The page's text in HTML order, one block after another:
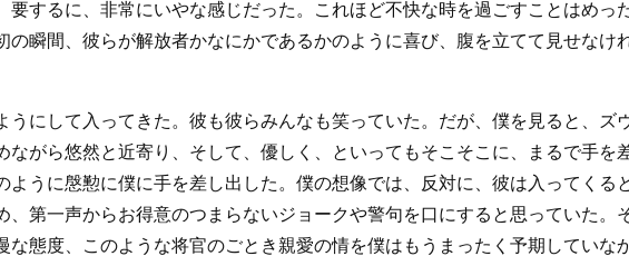
するに、非常にいやな感じだった。これほど不快な時を過ごすことはめっ
の瞬間、彼らが解放者かなにかであるかのように喜び、腹を立てて見せなけ
うにして入ってきた。彼も彼らみんなも笑っていた。だが、僕を見ると、ズ
がら悠然と近寄り、そして、優しく、といってもそこそこに、まるで手を
うに慇懃に僕に手を差し出した。僕の想像では、反対に、彼は入ってくる
第一声からお得意のつまらないジョークや警句を口にすると思っていた。
態度、このような将官のごとき親愛の情を僕はもうまったく予期していな